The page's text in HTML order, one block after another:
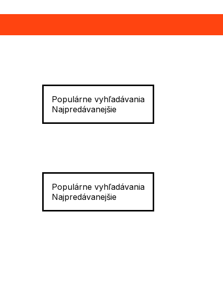
Populárne vyhľadávania
Najpredávanejšie
Populárne vyhľadávania
Najpredávanejšie